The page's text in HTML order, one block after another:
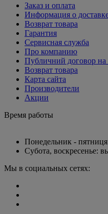
Заказ и оплата
Информация о
Возврат товара
Гарантия
Сервисная служба
Про компанию
Публичний договор на
Возврат товара
Карта сайта
Производители
Акции
Время работы
Понедельник -
Субота, воскресенье:
Мы в социальных сетях: